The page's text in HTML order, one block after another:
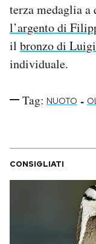
terza medaglia
l’argento di
il bronzo di
individuale.
Tag: NUOTO -
CONSIGLIATI